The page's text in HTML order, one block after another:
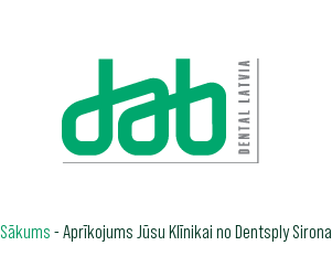
Sākums-Aprīkojums Jūsu Klīnikai no Dentsply Sirona